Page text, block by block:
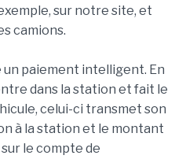
sur notre site, et
camions.
un paiement intelligent. En
dans la station et fait le
celui-ci transmet son
à la station et le montant
le compte de